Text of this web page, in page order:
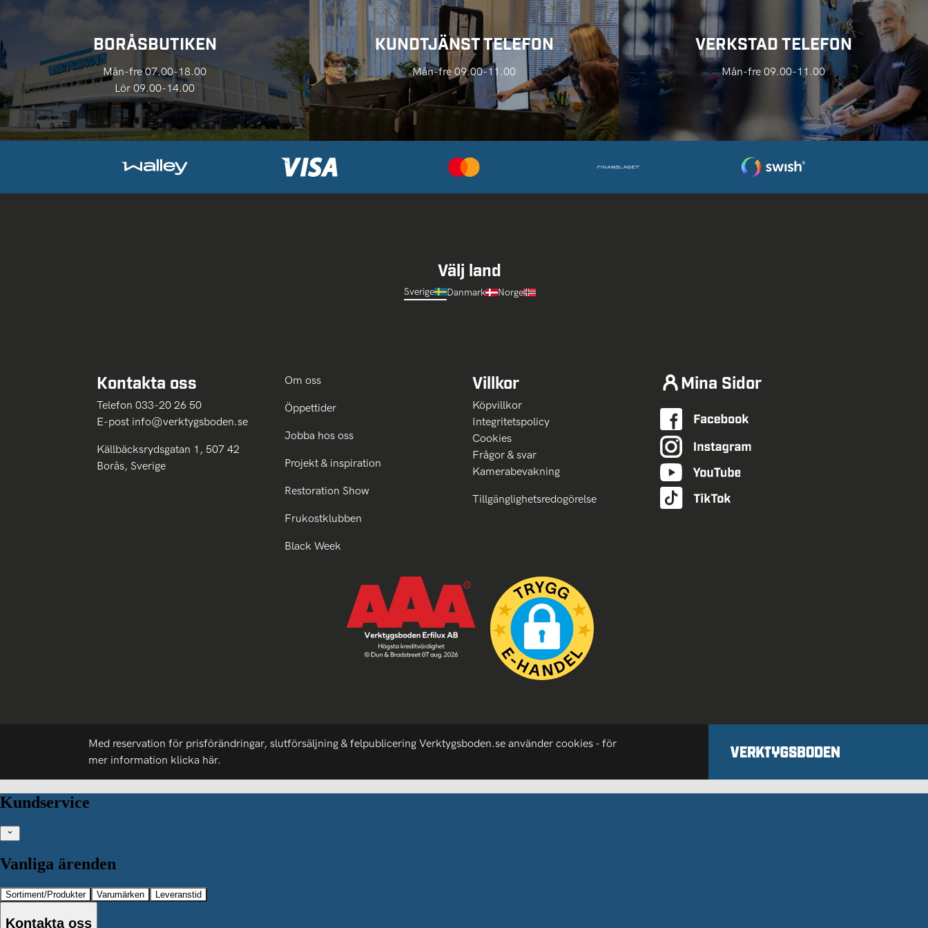
BORÅSBUTIKEN
Mån-fre 07.00-18.00
Lör 09.00-14.00
KUNDTJÄNST TELEFON
Mån-fre 09.00-11.00
VERKSTAD TELEFON
Mån-fre 09.00-11.00
Välj land
Sverige Danmark Norge
Kontakta oss
Telefon 033-20 26 50
E-post info@verktygsboden.se
Källbäcksrydsgatan 1, 507 42
Borås, Sverige
Om oss
Öppettider
Jobba hos oss
Projekt & inspiration
Restoration Show
Frukostklubben
Black Week
Villkor
Köpvillkor
Integritetspolicy
Cookies
Frågor & svar
Kamerabevakning
Tillgänglighetsredogörelse
Mina Sidor
Med reservation för prisförändringar, slutförsäljning & felpublicering Verktygsboden.se använder cookies - för
mer information klicka här.